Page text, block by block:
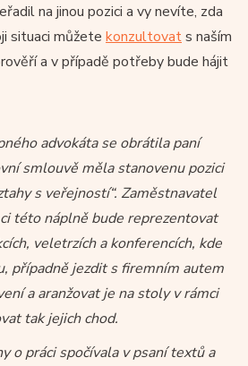
na jinou pozici a vy nevíte, zda
situaci můžete konzultovats naším
a v případě potřeby bude hájit
advokáta se obrátila paní
smlouvě měla stanovenu pozici
s veřejností“. Zaměstnavatel
této náplně bude reprezentovat
veletrzích a konferencích, kde
případně jezdit s firemním autem
a aranžovat je na stoly v rámci
tak jejich chod.
o práci spočívala v psaní textů a